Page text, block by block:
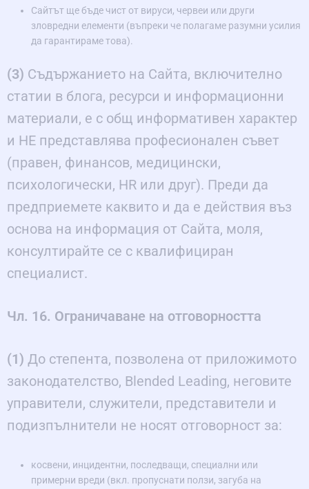
Сайтът ще бъде чист от вируси, червеи или други
зловредни елементи (въпреки че полагаме разумни усилия
да гарантираме това).
(3) Съдържанието на Сайта, включително
статии в блога, ресурси и информационни
материали, е с общ информативен характер
и НЕ представлява професионален съвет
(правен, финансов, медицински,
психологически, HR или друг). Преди да
предприемете каквито и да е действия въз
основа на информация от Сайта, моля,
консултирайте се с квалифициран
специалист.
Чл. 16. Ограничаване на отговорността
(1) До степента, позволена от приложимото
законодателство, Blended Leading, неговите
управители, служители, представители и
подизпълнители не носят отговорност за:
косвени, инцидентни, последващи, специални или
примерни вреди (вкл. пропуснати ползи, загуба на